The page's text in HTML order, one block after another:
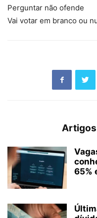
Perguntar não ofende
Vai votar em branco ou
Artigos
65%